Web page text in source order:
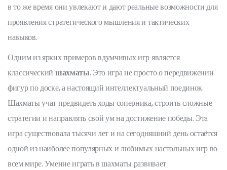
в то же время они увлекают и дают реальные возможности для
проявления стратегического мышления и тактических
навыков.
Одним из ярких примеров вдумчивых игр является
классический шахматы. Это игра не просто о передвижении
фигур по доске, а настоящий интеллектуальный поединок.
Шахматы учат предвидеть ходы соперника, строить сложные
стратегии и направлять свой ум на достижение победы. Эта
игра существовала тысячи лет и на сегодняшний день остаётся
одной из наиболее популярных и любимых настольных игр во
всем мире. Умение играть в шахматы развивает